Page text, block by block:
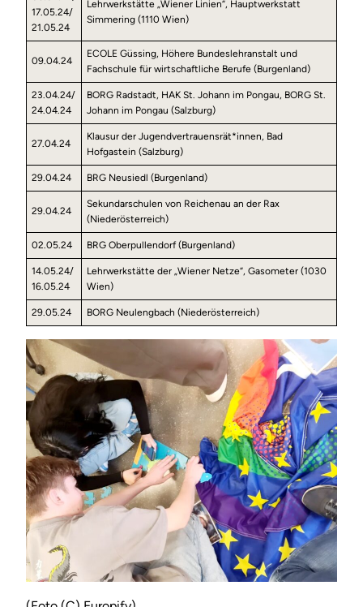
17.05.24/
21.05.24
Lehrwerkstätte „Wiener Linien“, Hauptwerkstatt
Simmering (1110 Wien)
09.04.24
ECOLE Güssing, Höhere Bundeslehranstalt und
Fachschule für wirtschaftliche Berufe (Burgenland)
23.04.24/
24.04.24
BORG Radstadt, HAK St. Johann im Pongau, BORG St.
Johann im Pongau (Salzburg)
27.04.24
Klausur der Jugendvertrauensrät*innen, Bad
Hofgastein (Salzburg)
29.04.24 BRG Neusiedl (Burgenland)
29.04.24
Sekundarschulen von Reichenau an der Rax
(Niederösterreich)
02.05.24 BRG Oberpullendorf (Burgenland)
14.05.24/
16.05.24
Lehrwerkstätte der „Wiener Netze“, Gasometer (1030
Wien)
29.05.24 BORG Neulengbach (Niederösterreich)